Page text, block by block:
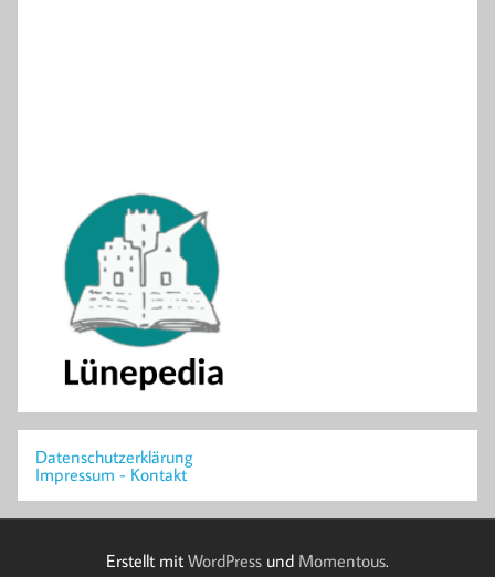
Datenschutzerklärung
Impressum - Kontakt
Erstellt mit WordPress und Momentous.